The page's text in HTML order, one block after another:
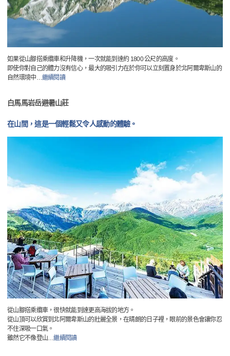
如果從山腳搭乘纜車和升降機，一次就能到達約 1800 公尺的高度。
即使你對自己的體力沒有信心，最大的吸引力在於你可以立刻置身於北阿爾卑斯山的
自然環境中…繼續閱讀
白馬馬岩岳避暑山莊
在山間，這是一個輕鬆又令人感動的體驗。
從山腳搭乘纜車，很快就能到達更高海拔的地方。
從山頂可以欣賞到北阿爾卑斯山的壯麗全景，在晴朗的日子裡，眼前的景色會讓你忍
不住深吸一口氣。
雖然它不像登山…繼續閱讀